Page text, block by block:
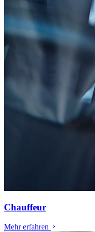
Chauffeur
Mehr erfahren